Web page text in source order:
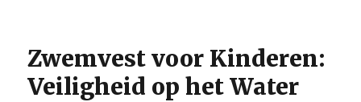
Zwemvest voor Kinderen:
Veiligheid op het Water